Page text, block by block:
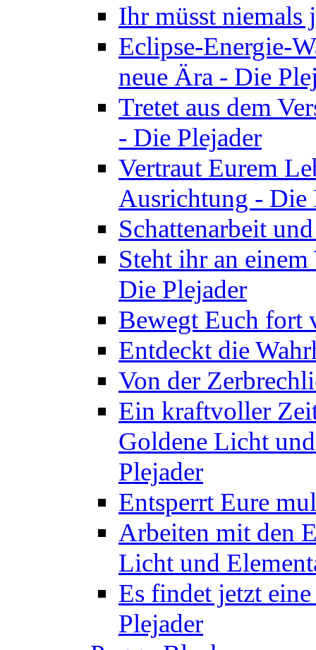
Ihr müsst niemals
Eclipse-Energie-
neue Ära - Die
Tretet aus dem
- Die Plejader
Vertraut Eurem
Ausrichtung - Die
Schattenarbeit
Steht ihr an
Die Plejader
Bewegt Euch fort
Entdeckt die
Von der
Ein kraftvoller
Goldene Licht
Plejader
Entsperrt Eure
Arbeiten mit den
Licht und
Es findet jetzt
Plejader